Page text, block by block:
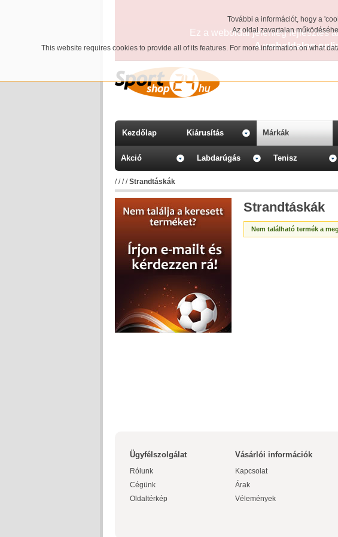
További a információt, hogy a
Az oldal zavartalan
This website requires cookies to provide all of its features. For more information on what
Ez a weboldal jelenleg fejlesztés
A weboldalon
Kezdőlap Kiárusítás Márkák
Akció Labdarúgás Tenisz
////Strandtáskák
Strandtáskák
Nem található termék a
Ügyfélszolgálat
Rólunk
Cégünk
Oldaltérkép
Vásárlói információk
Kapcsolat
Árak
Vélemények